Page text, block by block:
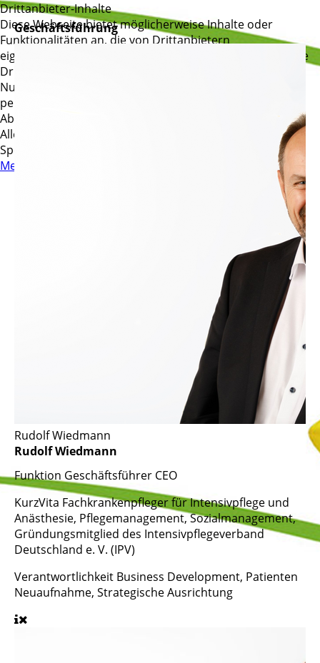
Geschäftsführung
Rudolf Wiedmann
Rudolf Wiedmann
Funktion Geschäftsführer CEO
KurzVita Fachkrankenpfleger für Intensivpflege und
Anästhesie, Pflegemanagement, Sozialmanagement,
Gründungsmitglied des Intensivpflegeverband
Deutschland e. V. (IPV)
Verantwortlichkeit Business Development, Patienten
Neuaufnahme, Strategische Ausrichtung
Drittanbieter-Inhalte
Diese Webseite bietet möglicherweise Inhalte oder
Funktionalitäten an, die von Drittanbietern
eigenverantwortlich zur Verfügung gestellt werden. Diese
Drittanbieter können eigene Cookies setzen, z.B. um die
Nutzeraktivität zu verfolgen oder ihre Angebote zu
personalisieren und zu optimieren.
Ablehnen
Alle akzeptieren
Speichern
Mehr Informationen